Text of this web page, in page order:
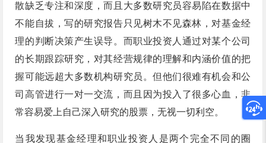
散缺乏专注和深度，而且大多数研究员容易陷在数据中
不能自拔，写的研究报告只见树木不见森林，对基金经
理的判断决策产生误导。而职业投资人通过对某个公司
的长期跟踪研究，对其经营规律的理解和内涵价值的把
握可能远超大多数机构研究员。但他们很难有机会和公
司高管进行一对一交流，而且因为投入了很多心血，非
常容易爱上自己深入研究的股票，无视一切利空。
当我发现基金经理和职业投资人是两个完全不同的圈